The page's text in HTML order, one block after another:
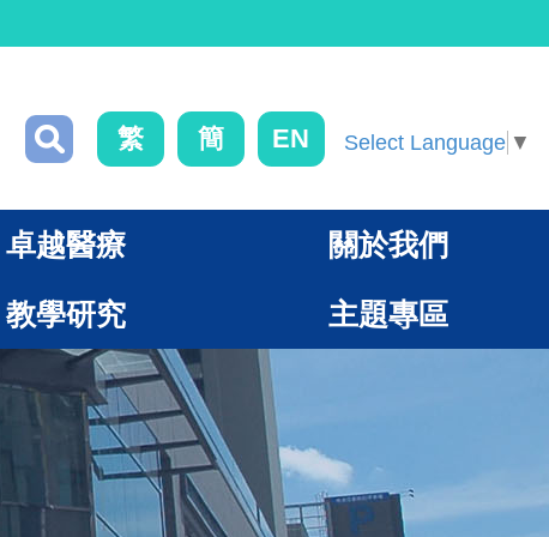
繁 簡 EN Select Language ▼
卓越醫療 關於我們
教學研究 主題專區